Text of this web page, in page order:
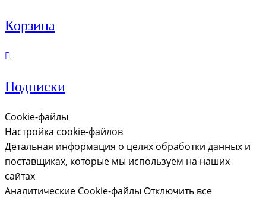
Корзина
Подписки
Cookie-файлы
Настройка cookie-файлов
Детальная информация о целях обработки данных и
поставщиках, которые мы используем на наших
сайтах
Аналитические Cookie-файлы Отключить все